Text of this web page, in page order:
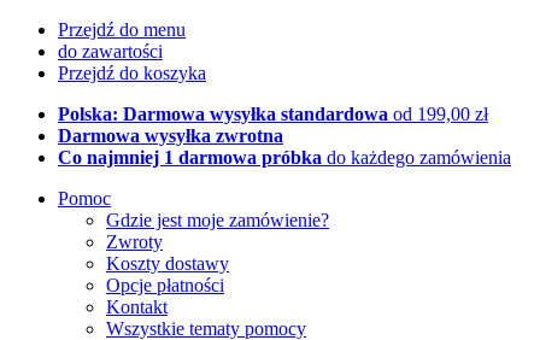
Przejdź do menu
do zawartości
Przejdź do koszyka
Polska: Darmowa wysyłka standardowa od 199,00 zł
Darmowa wysyłka zwrotna
Co najmniej 1 darmowa próbka do każdego zamówienia
Pomoc
Gdzie jest moje zamówienie?
Zwroty
Koszty dostawy
Opcje płatności
Kontakt
Wszystkie tematy pomocy